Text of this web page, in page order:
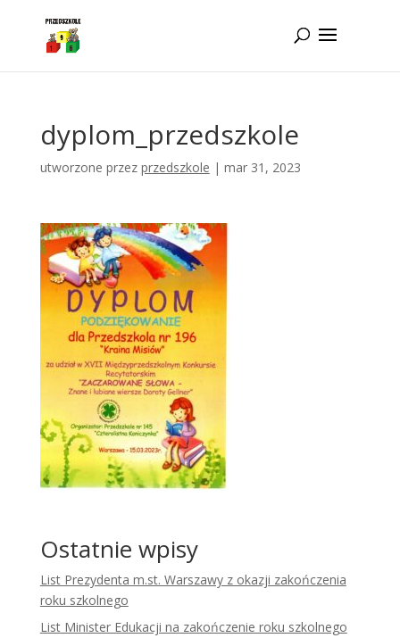
dyplom_przedszkole
utworzone przez przedszkole | mar 31, 2023
Ostatnie wpisy
List Prezydenta m.st. Warszawy z okazji zakończenia
roku szkolnego
List Minister Edukacji na zakończenie roku szkolnego